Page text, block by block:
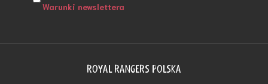
Warunki newslettera
ROYAL RANGERS POLSKA